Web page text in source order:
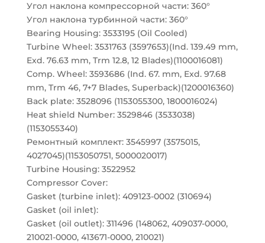
Угол наклона компрессорной части: 360°
Угол наклона турбинной части: 360°
Bearing Housing: 3533195 (Oil Cooled)
Turbine Wheel: 3531763 (3597653)(Ind. 139.49 mm,
Exd. 76.63 mm, Trm 12.8, 12 Blades)(1100016081)
Comp. Wheel: 3593686 (Ind. 67. mm, Exd. 97.68
mm, Trm 46, 7+7 Blades, Superback)(1200016360)
Back plate: 3528096 (1153055300, 1800016024)
Heat shield Number: 3529846 (3533038)
(1153055340)
Ремонтный комплект: 3545997 (3575015,
4027045)(1153050751, 5000020017)
Turbine Housing: 3522952
Compressor Cover:
Gasket (turbine inlet): 409123-0002 (310694)
Gasket (oil inlet):
Gasket (oil outlet): 311496 (148062, 409037-0000,
210021-0000, 413671-0000, 210021)